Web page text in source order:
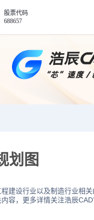
股票代码
688657
划图
建设行业以及制造行业相
容，更多详情关注浩辰